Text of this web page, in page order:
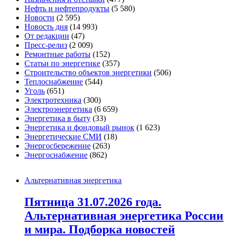
Нефть и нефтепродукты (5 580)
Новости (2 595)
Новость дня (14 993)
От редакции (47)
Пресс-релиз (2 009)
Ремонтные работы (152)
Статьи по энергетике (357)
Строительство объектов энергетики (506)
Теплоснабжение (544)
Уголь (651)
Электротехника (300)
Электроэнергетика (6 659)
Энергетика в быту (33)
Энергетика и фондовый рынок (1 623)
Энергетические СМИ (18)
Энергосбережение (263)
Энергоснабжение (862)
Альтернативная энергетика
Пятница 31.07.2026 года.
Альтернативная энергетика России
и мира. Подборка новостей